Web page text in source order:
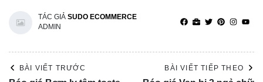
TÁC GIẢ SUDO ECOMMERCE
ADMIN
BÀI VIẾT TRƯỚC BÀI VIẾT TIẾP THEO